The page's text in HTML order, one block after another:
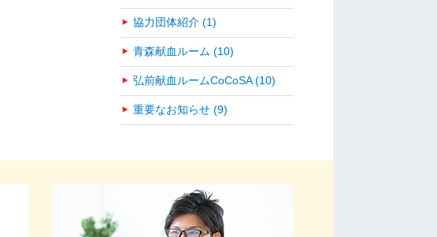
協力団体紹介 (1)
青森献血ルーム (10)
弘前献血ルームCoCoSA (10)
重要なお知らせ (9)